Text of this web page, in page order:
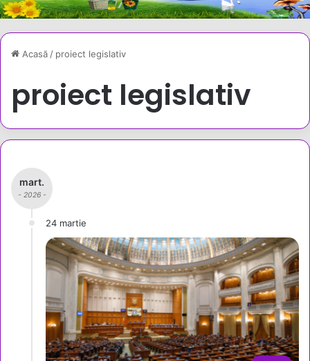
Acasă/ proiect legislativ
proiect legislativ
mart.
- 2026 -
24 martie